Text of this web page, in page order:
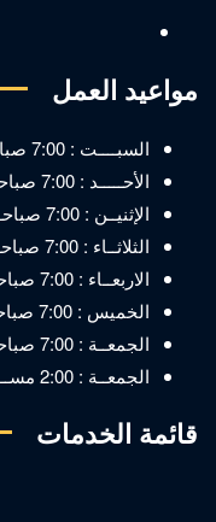
مواعيد العمل
السبــــت : 7:00 صباحـاً – 10:00 مسـاءً
الأحـــــد : 7:00 صباحـاً – 10:00 مسـاءً
الإثنيــن : 7:00 صباحـاً – 10:00 مساءً
الثلاثــاء : 7:00 صباحـاً – 10:00 مسـاءً
الاربعــاء : 7:00 صباحـاً – 10:00 مسـاءً
الخميس : 7:00 صباحـاً – 10:00 مسـاءً
الجمعــة : 7:00 صباحـاً – 11:00 صباحاً
الجمعــة : 2:00 مســاءً – 10:00 مسـاءً
قائمة الخدمات